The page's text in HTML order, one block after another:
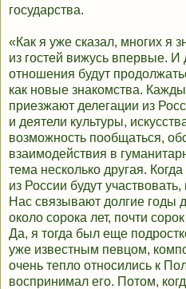
государства.
«Как я уже сказал, многих я
из гостей вижусь впервые.
отношения будут
как новые знакомства.
приезжают делегации из
и деятели культуры,
возможность пообщаться,
взаимодействия в
тема несколько другая.
из России будут
Нас связывают долгие годы
около сорока лет, почти
Да, я тогда был еще
уже известным певцом,
очень тепло относились к
воспринимал его. Потом,